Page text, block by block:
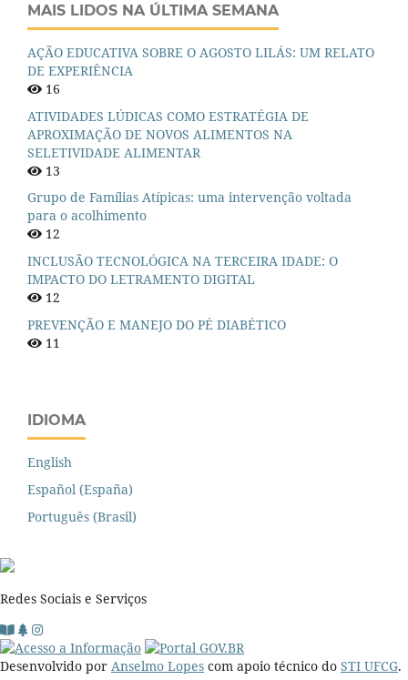
MAIS LIDOS NA ÚLTIMA SEMANA
AÇÃO EDUCATIVA SOBRE O AGOSTO LILÁS: UM RELATO
DE EXPERIÊNCIA
16
ATIVIDADES LÚDICAS COMO ESTRATÉGIA DE
APROXIMAÇÃO DE NOVOS ALIMENTOS NA
SELETIVIDADE ALIMENTAR
13
Grupo de Famílias Atípicas: uma intervenção voltada
para o acolhimento
12
INCLUSÃO TECNOLÓGICA NA TERCEIRA IDADE: O
IMPACTO DO LETRAMENTO DIGITAL
12
PREVENÇÃO E MANEJO DO PÉ DIABÉTICO
11
IDIOMA
English
Español (España)
Português (Brasil)
Redes Sociais e Serviços
Desenvolvido por Anselmo Lopes com apoio técnico do STI UFCG.